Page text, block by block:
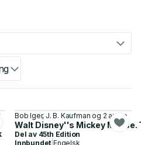
Bob Iger, J. B. Kaufman og 2 andre
Walt Disney''s Mickey Mouse.
Del av 45th Edition
Innbundet |Engelsk